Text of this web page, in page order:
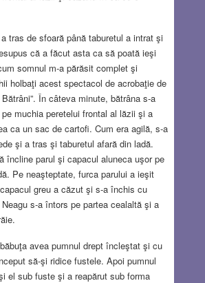
tras de sfoară până taburetul a intrat şi
că a făcut asta ca să poată ieşi
somnul m-a părăsit complet şi
holbaţi acest spectacol de acrobaţie de
În câteva minute, bătrâna s-a
muchia peretelui frontal al lăzii şi a
ca un sac de cartofi. Cum era agilă, s-a
şi a tras şi taburetul afară din ladă.
încline parul şi capacul aluneca uşor pe
Pe neaşteptate, furca parului a ieşit
greu a căzut şi s-a închis cu
s-a întors pe partea cealaltă şi a
avea pumnul drept încleştat şi cu
să-şi ridice fustele. Apoi pumnul
el sub fuste şi a reapărut sub forma